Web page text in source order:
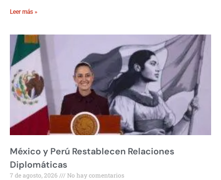
Leer más »
México y Perú Restablecen Relaciones
Diplomáticas
7 de agosto, 2026 No hay comentarios